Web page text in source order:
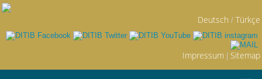
Deutsch / Türkçe
Impressum| Sitemap